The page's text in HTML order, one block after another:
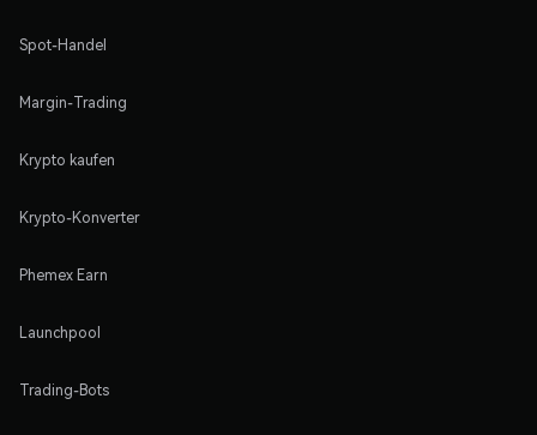
Spot-Handel
Margin-Trading
Krypto kaufen
Krypto-Konverter
Phemex Earn
Launchpool
Trading-Bots